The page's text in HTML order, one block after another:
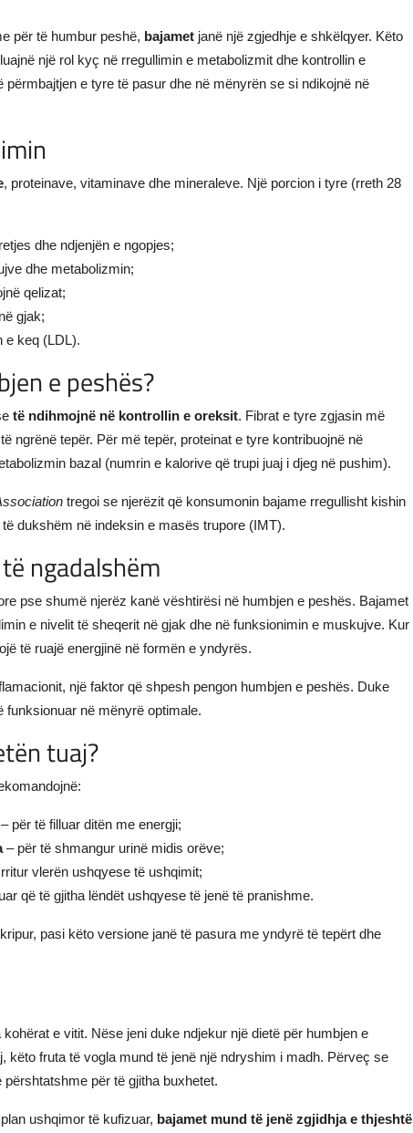
për të humbur peshë, bajamet janë një zgjedhje e shkëlqyer. Këto
një rol kyç në rregullimin e metabolizmit dhe kontrollin e
e tyre të pasur dhe në mënyrën se si ndikojnë në
, proteinave, vitaminave dhe mineraleve. Një porcion i tyre (rreth 28
dhe ndjenjën e ngopjes;
dhe metabolizmin;
qelizat;
gjak;
e keq (LDL).
e peshës?
të ndihmojnë në kontrollin e oreksit. Fibrat e tyre zgjasin më
ngrënë tepër. Për më tepër, proteinat e tyre kontribuojnë në
bazal (numrin e kalorive që trupi juaj i djeg në pushim).
tregoi se njerëzit që konsumonin bajame rregullisht kishin
dukshëm në indeksin e masës trupore (IMT).
ngadalshëm
pse shumë njerëz kanë vështirësi në humbjen e peshës. Bajamet
e nivelit të sheqerit në gjak dhe në funksionimin e muskujve. Kur
të ruajë energjinë në formën e yndyrës.
një faktor që shpesh pengon humbjen e peshës. Duke
funksionuar në mënyrë optimale.
tuaj?
– për të filluar ditën me energji;
– për të shmangur urinë midis orëve;
vlerën ushqyese të ushqimit;
që të gjitha lëndët ushqyese të jenë të pranishme.
pasi këto versione janë të pasura me yndyrë të tepërt dhe
e vitit. Nëse jeni duke ndjekur një dietë për humbjen e
këto fruta të vogla mund të jenë një ndryshim i madh. Përveç se
përshtatshme për të gjitha buxhetet.
ushqimor të kufizuar, bajamet mund të jenë zgjidhja e thjeshtë